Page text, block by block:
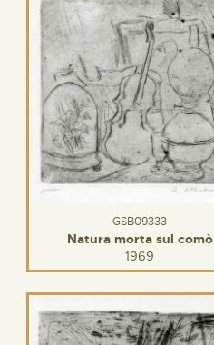
GSB09333
Natura morta sul comò
1969